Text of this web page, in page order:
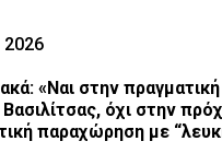
2026
«Ναι στην πραγματική
όχι στην
παραχώρηση με